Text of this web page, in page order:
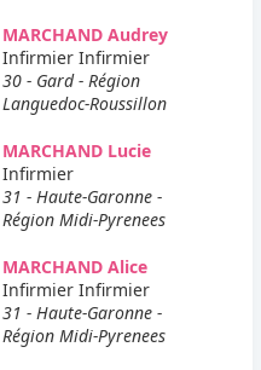
MARCHAND Audrey
Infirmier Infirmier
30 - Gard - Région
Languedoc-Roussillon
MARCHAND Lucie
Infirmier
31 - Haute-Garonne -
Région Midi-Pyrenees
MARCHAND Alice
Infirmier Infirmier
31 - Haute-Garonne -
Région Midi-Pyrenees